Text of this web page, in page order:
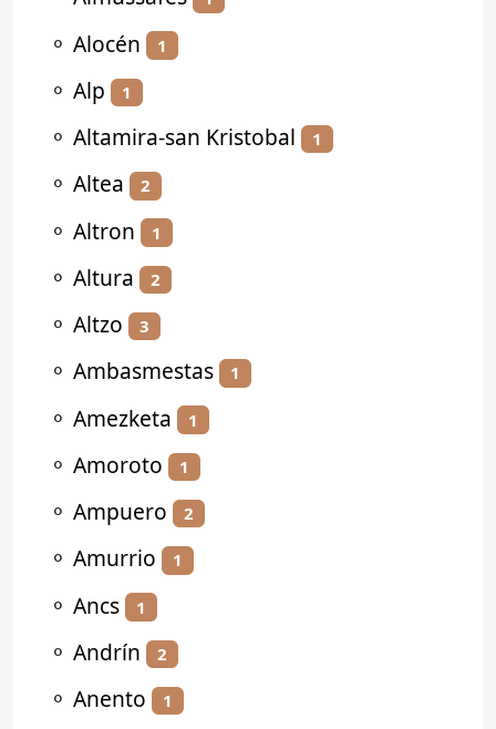
⚬ Alocén 1
⚬ Alp 1
⚬ Altamira-san Kristobal 1
⚬ Altea 2
⚬ Altron 1
⚬ Altura 2
⚬ Altzo 3
⚬ Ambasmestas 1
⚬ Amezketa 1
⚬ Amoroto 1
⚬ Ampuero 2
⚬ Amurrio 1
⚬ Ancs 1
⚬ Andrín 2
⚬ Anento 1